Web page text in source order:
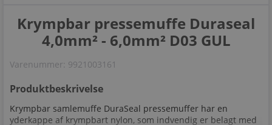
Krympbar pressemuffe Duraseal
4,0mm² - 6,0mm² D03 GUL
Varenummer: 9921003161
Produktbeskrivelse
Krympbar samlemuffe DuraSeal pressemuffer har en
yderkappe af krympbart nylon, som indvendig er belagt med